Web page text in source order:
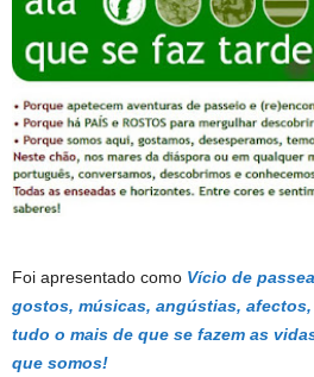
Foi apresentado como Vício de
gostos, músicas, angústias,
tudo o mais de que se fazem as
que somos!